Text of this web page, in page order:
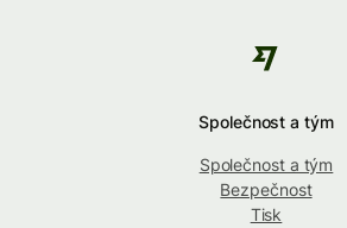
Společnost a tým
Společnost a tým
Bezpečnost
Tisk